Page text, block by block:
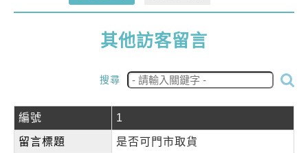
其他訪客留言
搜尋
編號 1
留言標題 是否可門市取貨